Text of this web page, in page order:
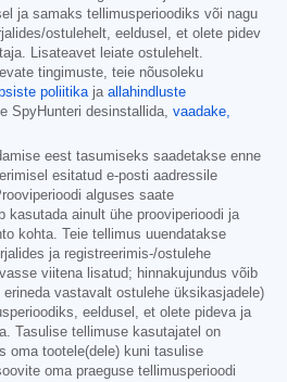
ja samaks tellimusperioodiks või nagu
ostulehelt, eeldusel, et olete pidev
Lisateavet leiate ostulehelt.
tingimuste, teie nõusoleku
poliitikaja allahindluste
SpyHunteri desinstallida, vaadake,
eest tasumiseks saadetakse enne
esitatud e-posti aadressile
alguses saate
kasutada ainult ühe prooviperioodi ja
kohta. Teie tellimus uuendatakse
ja registreerimis-/ostulehe
viitena lisatud; hinnakujundus võib
vastavalt ostulehe üksikasjadele)
eeldusel, et olete pideva ja
Tasulise tellimuse kasutajatel on
oma tootele(dele) kuni tasulise
oma praeguse tellimusperioodi